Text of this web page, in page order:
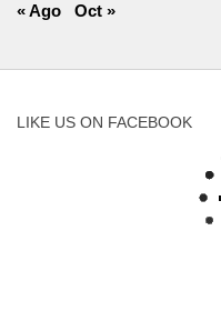
« Ago
Oct »
LIKE US ON FACEBOOK